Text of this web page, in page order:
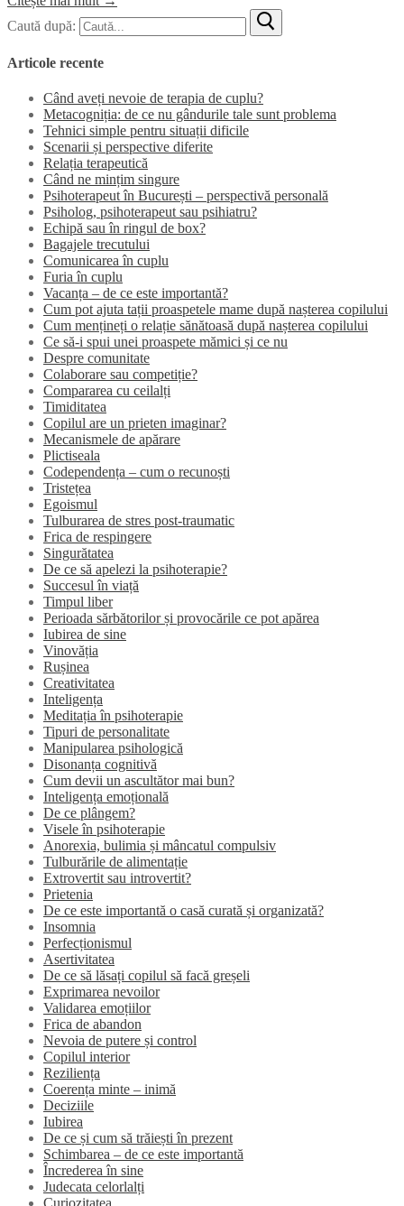
Caută după:
Articole recente
Când aveți nevoie de terapia de cuplu?
Metacogniția: de ce nu gândurile tale sunt problema
Tehnici simple pentru situații dificile
Scenarii și perspective diferite
Relația terapeutică
Când ne mințim singure
Psihoterapeut în București – perspectivă personală
Psiholog, psihoterapeut sau psihiatru?
Echipă sau în ringul de box?
Bagajele trecutului
Comunicarea în cuplu
Furia în cuplu
Vacanța – de ce este importantă?
Cum pot ajuta tații proaspetele mame după nașterea copilului
Cum mențineți o relație sănătoasă după nașterea copilului
Ce să-i spui unei proaspete mămici și ce nu
Despre comunitate
Colaborare sau competiție?
Compararea cu ceilalți
Timiditatea
Copilul are un prieten imaginar?
Mecanismele de apărare
Plictiseala
Codependența – cum o recunoști
Tristețea
Egoismul
Tulburarea de stres post-traumatic
Frica de respingere
Singurătatea
De ce să apelezi la psihoterapie?
Succesul în viață
Timpul liber
Perioada sărbătorilor și provocările ce pot apărea
Iubirea de sine
Vinovăția
Rușinea
Creativitatea
Inteligența
Meditația în psihoterapie
Tipuri de personalitate
Manipularea psihologică
Disonanța cognitivă
Cum devii un ascultător mai bun?
Inteligența emoțională
De ce plângem?
Visele în psihoterapie
Anorexia, bulimia și mâncatul compulsiv
Tulburările de alimentație
Extrovertit sau introvertit?
Prietenia
De ce este importantă o casă curată și organizată?
Insomnia
Perfecționismul
Asertivitatea
De ce să lăsați copilul să facă greșeli
Exprimarea nevoilor
Validarea emoțiilor
Frica de abandon
Nevoia de putere și control
Copilul interior
Reziliența
Coerența minte – inimă
Deciziile
Iubirea
De ce și cum să trăiești în prezent
Schimbarea – de ce este importantă
Încrederea în sine
Judecata celorlalți